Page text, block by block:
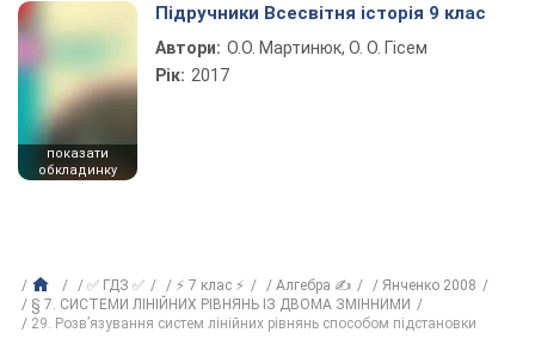
показати
обкладинку
Підручники Всесвітня історія 9 клас
Автори: О.О. Мартинюк, О. О. Гісем
Рік: 2017
✅ ГДЗ ✅ ⚡ 7 клас ⚡ Алгебра ✍
Янченко 2008
§ 7. СИСТЕМИ ЛІНІЙНИХ РІВНЯНЬ ІЗ ДВОМА ЗМІННИМИ
29. Розв’язування систем лінійних рівнянь способом підстановки